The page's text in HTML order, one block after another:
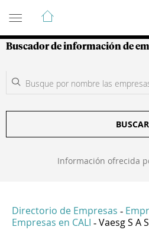
Guía de Empresas
Buscador de información de
BUSCAR
Información ofrecida
Directorio de Empresas -
Empresas en CALI - Vaesg S A S